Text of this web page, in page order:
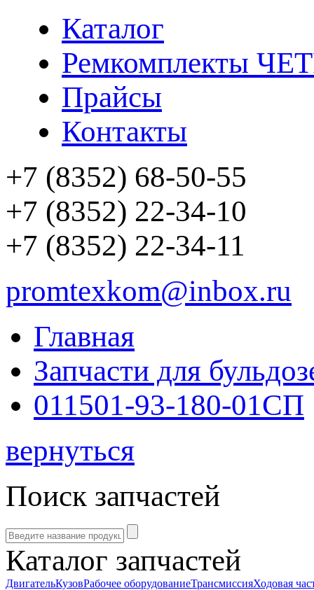
Каталог
Ремкомплекты
Прайсы
Контакты
+7 (8352) 68-50-55
+7 (8352) 22-34-10
+7 (8352) 22-34-11
promtexkom@inbox.ru
Главная
Запчасти для
011501-93-180-01СП
вернуться
Поиск запчастей
Каталог запчастей
ДвигательКузовРабочее оборудованиеТрансмиссияХодовая